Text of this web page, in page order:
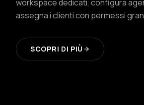
workspace dedicati, configura
assegna i clienti con permessi
SCOPRI DI PIÙ